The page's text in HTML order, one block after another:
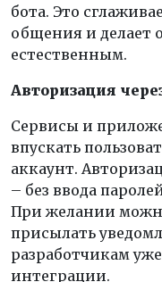
бота. Это
общения и делает
естественным.
Авторизация
Сервисы и
впускать
аккаунт.
– без ввода
При желании
присылать
разработчикам
интеграции.